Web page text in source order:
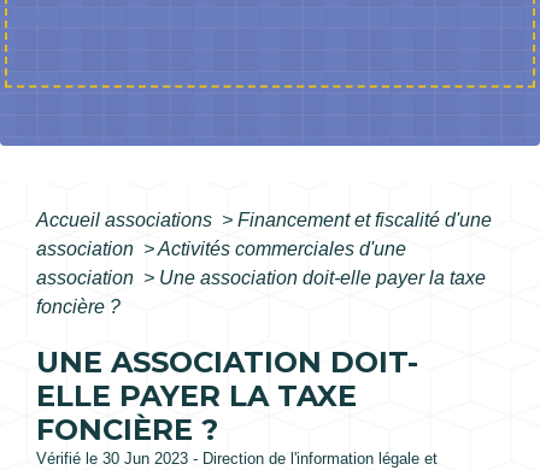
Accueil associations > Financement et fiscalité d'une
association >Activités commerciales d'une
association > Une association doit-elle payer la taxe
foncière ?
UNE ASSOCIATION DOIT-
ELLE PAYER LA TAXE
FONCIÈRE ?
Vérifié le 30 Jun 2023 - Direction de l'information légale et